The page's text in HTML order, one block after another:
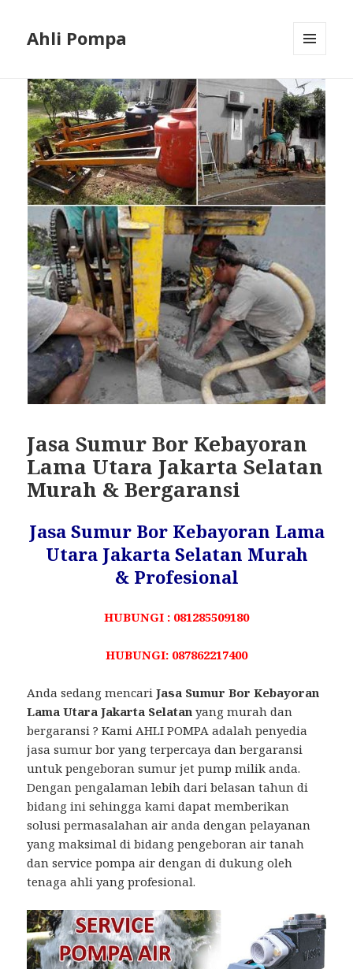
Ahli Pompa
WIDGETS
Jasa Sumur Bor Kebayoran
Lama Utara Jakarta Selatan
Murah & Bergaransi
Jasa Sumur Bor Kebayoran Lama
Utara Jakarta Selatan Murah
& Profesional
HUBUNGI : 081285509180
HUBUNGI: 087862217400
Anda sedang mencariJasa Sumur Bor Kebayoran
Lama Utara Jakarta Selatan yang murah dan
bergaransi ? Kami AHLI POMPA adalah penyedia
jasa sumur bor yang terpercaya dan bergaransi
untuk pengeboran sumur jet pump milik anda.
Dengan pengalaman lebih dari belasan tahun di
bidang ini sehingga kami dapat memberikan
solusi permasalahan air anda dengan pelayanan
yang maksimal di bidang pengeboran air tanah
dan service pompa air dengan di dukung oleh
tenaga ahli yang profesional.